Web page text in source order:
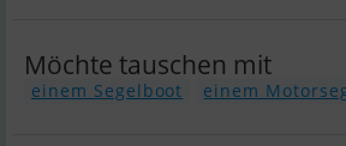
Möchte tauschen mit
einem Segelboot einem